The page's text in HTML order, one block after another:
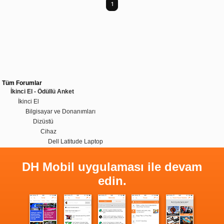
1
Tüm Forumlar
İkinci El - Ödüllü Anket
İkinci El
Bilgisayar ve Donanımları
Dizüstü
Cihaz
Dell Latitude Laptop
DH Mobil uygulaması ile devam
edin.